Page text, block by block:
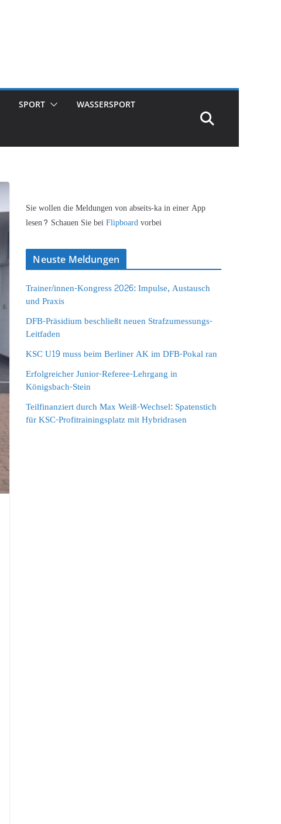
SPORT WASSERSPORT
Sie wollen die Meldungen von abseits-ka in einer App
lesen? Schauen Sie beiFlipboardvorbei
Neuste Meldungen
Trainer/innen-Kongress 2026: Impulse, Austausch
und Praxis
DFB-Präsidium beschließt neuen Strafzumessungs-
Leitfaden
KSC U19 muss beim Berliner AK im DFB-Pokal ran
Erfolgreicher Junior-Referee-Lehrgang in
Königsbach-Stein
Teilfinanziert durch Max Weiß-Wechsel: Spatenstich
für KSC-Profitrainingsplatz mit Hybridrasen